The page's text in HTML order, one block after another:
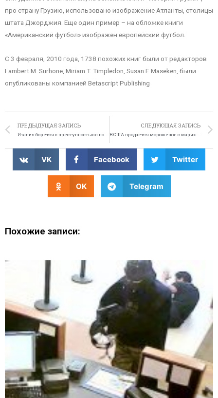
про страну Грузию, использовано изображение Атланты, столицы
штата Джорджия. Еще один пример – на обложке книги
«Американский футбол» изображен европейский футбол.
С 3 февраля, 2010 года, 1738 похожих книг были от редакторов
Lambert M. Surhone, Miriam T. Timpledon, Susan F. Maseken, были
опубликованы компанией Betascript Publishing
ПРЕДЫДУЩАЯ ЗАПИСЬ СЛЕДУЮЩАЯ ЗАПИСЬ
VK Facebook Twitter
OK Telegram
Похожие записи: